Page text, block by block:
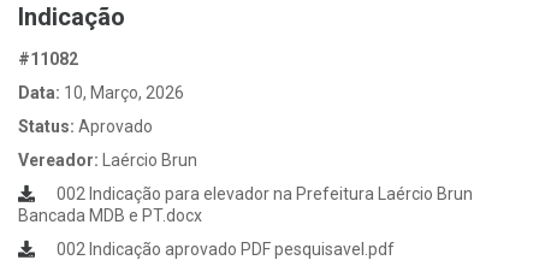
Indicação
#11082
Data: 10, Março, 2026
Status: Aprovado
Vereador:
Laércio Brun
002 Indicação para elevador na Prefeitura Laércio Brun
Bancada MDB e PT.docx
002 Indicação aprovado PDF pesquisavel.pdf